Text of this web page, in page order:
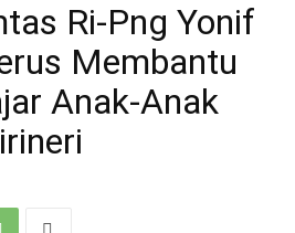
Ri-Png Yonif
Membantu
Anak-Anak